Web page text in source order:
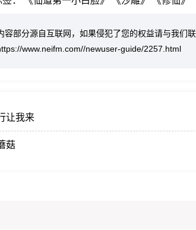
容部分源自互联网，如果侵犯了您的权益请与我们
www.neifm.com//newuser-guide/2257.html
让我来
菇